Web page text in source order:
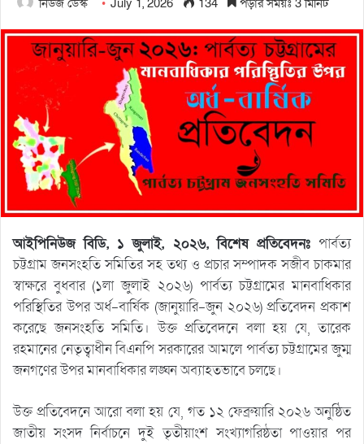
আইপিনিউজ বিডি, ১ জুলাই, ২০২৬, বিশেষ প্রতিবেদনঃ পার্বত্য
চট্টগ্রাম জনসংহতি সমিতির সহ তথ্য ও প্রচার সম্পাদক সজীব চাকমার
স্বাক্ষরে বুধবার (১লা জুলাই ২০২৬) পার্বত্য চট্টগ্রামের মানবাধিকার
পরিস্থিতির উপর অর্ধ-বার্ষিক (জানুয়ারি-জুন ২০২৬) প্রতিবেদন প্রকাশ
করেছে জনসংহতি সমিতি। উক্ত প্রতিবেদনে বলা হয় যে, তারেক
রহমানের নেতৃত্বাধীন বিএনপি সরকারের আমলে পার্বত্য চট্টগ্রামের জুম্ম
জনগণের উপর মানবাধিকার লঙ্ঘন অব্যাহতভাবে চলছে।
উক্ত প্রতিবেদনে আরো বলা হয় যে, গত ১২ ফেব্রুয়ারি ২০২৬ অনুষ্ঠিত
জাতীয় সংসদ নির্বাচনে দুই তৃতীয়াংশ সংখ্যাগরিষ্ঠতা পাওয়ার পর